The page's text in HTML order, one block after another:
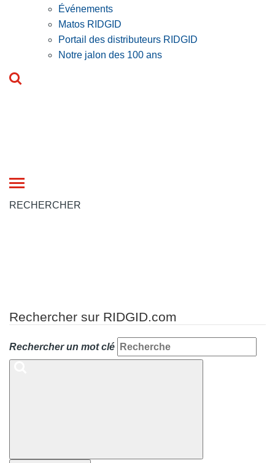
Événements
Matos RIDGID
Portail des distributeurs RIDGID
Notre jalon des 100 ans
Toggle
navigation
RECHERCHER
Rechercher sur RIDGID.com
Rechercher un mot clé